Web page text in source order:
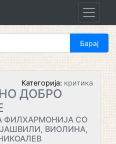
Категорија: критика
ДОБРО
ФИЛХАРМОНИЈА СО
ВИОЛИНА,